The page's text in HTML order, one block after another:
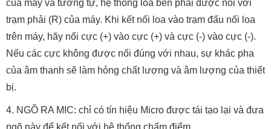
của máy và tương tự, hệ thống loa bên phải được nối với
trạm phải (R) của máy. Khi kết nối loa vào trạm đấu nối loa
trên máy, hãy nối cực (+) vào cực (+) và cực (-) vào cực (-).
Nếu các cực không được nối đúng với nhau, sự khác pha
của âm thanh sẽ làm hỏng chất lượng và âm lượng của thiết
bị.
4. NGÕ RA MIC: chỉ có tín hiệu Micro được tái tạo lại và đưa